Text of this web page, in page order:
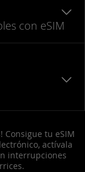
con eSIM
Consigue tu eSIM
actívala
interrupciones